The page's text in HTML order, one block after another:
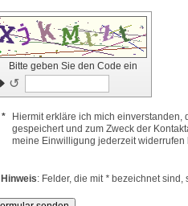
Bitte geben Sie den Code ein
↺
*
Hiermit erkläre ich mich
gespeichert und zum Zweck der
meine Einwilligung jederzeit widerrufen
Hinweis : Felder, die mit* bezeichnet sind,